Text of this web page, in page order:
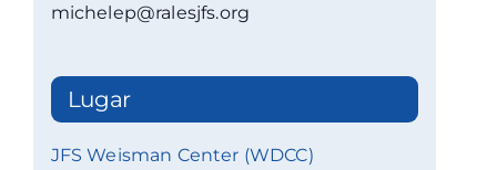
michelep@ralesjfs.org
Lugar
JFS Weisman Center (WDCC)